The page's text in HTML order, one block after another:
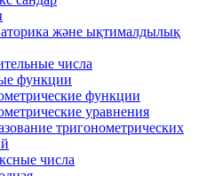
және ықтималдылық
числа
функции
функции
уравнения
тригонометрических
числа